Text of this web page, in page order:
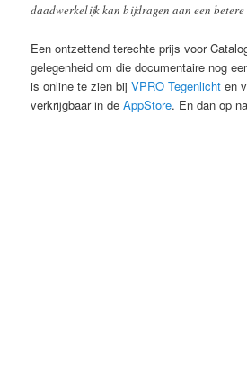
daadwerkelijk kan bijdragen aan een betere
Een ontzettend terechte prijs voor
gelegenheid om die documentaire nog
is online te zien bijVPRO Tegenlicht en
verkrijgbaar in deAppStore. En dan op